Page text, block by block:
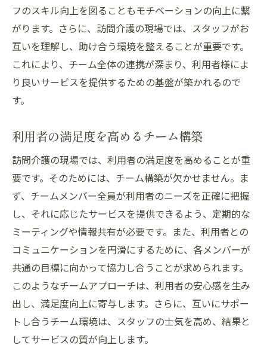
フのスキル向上を図ることもモチベーションの向上に繋
がります。さらに、訪問介護の現場では、スタッフがお
互いを理解し、助け合う環境を整えることが重要です。
これにより、チーム全体の連携が深まり、利用者様によ
り良いサービスを提供するための基盤が築かれるので
す。
利用者の満足度を高めるチーム構築
訪問介護の現場では、利用者の満足度を高めることが重
要です。そのためには、チーム構築が欠かせません。ま
ず、チームメンバー全員が利用者のニーズを正確に把握
し、それに応じたサービスを提供できるよう、定期的な
ミーティングや情報共有が必要です。また、利用者との
コミュニケーションを円滑にするために、各メンバーが
共通の目標に向かって協力し合うことが求められます。
このようなチームアプローチは、利用者の安心感を生み
出し、満足度向上に寄与します。さらに、互いにサポー
トし合うチーム環境は、スタッフの士気を高め、結果と
してサービスの質が向上します。